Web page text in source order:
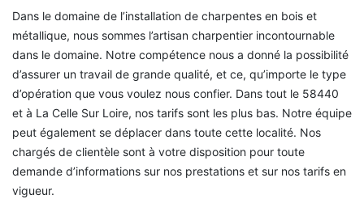
Dans le domaine de l’installation de charpentes en bois et
métallique, nous sommes l’artisan charpentier incontournable
dans le domaine. Notre compétence nous a donné la possibilité
d’assurer un travail de grande qualité, et ce, qu’importe le type
d’opération que vous voulez nous confier. Dans tout le 58440
et à La Celle Sur Loire, nos tarifs sont les plus bas. Notre équipe
peut également se déplacer dans toute cette localité. Nos
chargés de clientèle sont à votre disposition pour toute
demande d’informations sur nos prestations et sur nos tarifs en
vigueur.